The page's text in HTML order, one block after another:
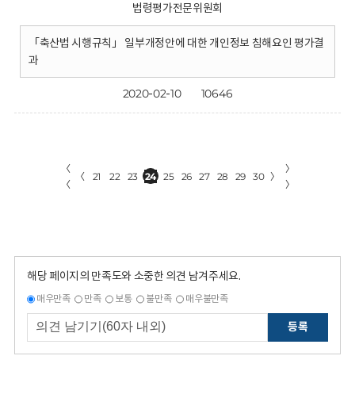
법령평가전문위원회
「축산법 시행규칙」 일부개정안에 대한 개인정보 침해요인 평가결
과
2020-02-10 10646
〈
〈
〈 21 22 23 24 25 26 27 28 29 30 〉
〉
〉
해당 페이지의 만족도와 소중한 의견 남겨주세요.
매우만족 만족 보통 불만족 매우불만족
등록